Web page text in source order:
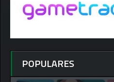
POPULARES